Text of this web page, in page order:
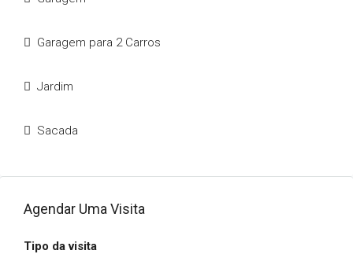
Garagem para 2 Carros
Jardim
Sacada
Agendar Uma Visita
Tipo da visita